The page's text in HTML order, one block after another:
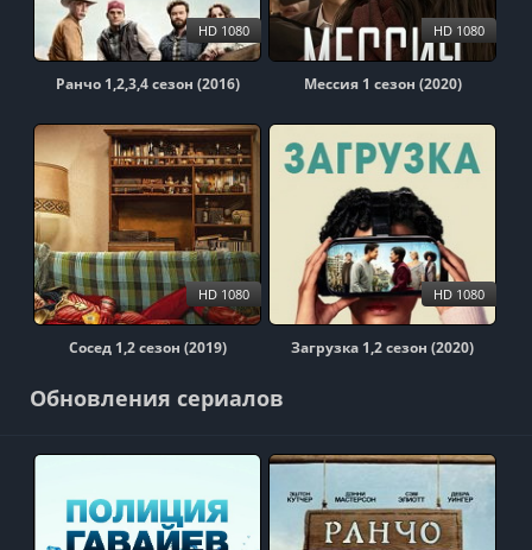
Ранчо 1,2,3,4 сезон (2016)
HD 1080
Мессия 1 сезон (2020)
HD 1080
Сосед 1,2 сезон (2019)
HD 1080
Загрузка 1,2 сезон (2020)
HD 1080
Обновления сериалов